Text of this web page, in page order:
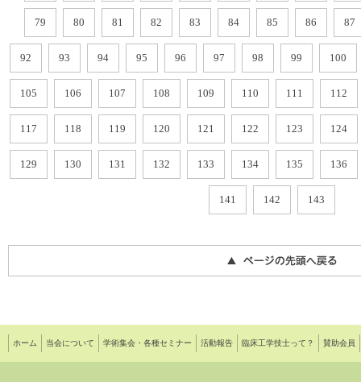
79 80 81 82 83 84 85 86 87
92 93 94 95 96 97 98 99 100
105 106 107 108 109 110 111 112
117 118 119 120 121 122 123 124
129 130 131 132 133 134 135 136
141 142 143
ホーム 当会について 学術集会・各種セミナー 活動報告 臨床工学技士って？ 賛助会員